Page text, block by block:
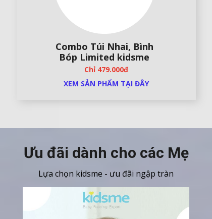
Combo Túi Nhai, Bình
Bóp Limited kidsme
Chỉ 479.000đ
XEM SẢN PHẨM TẠI ĐÂY
Lựa chọn kidsme - ưu đãi ngập tràn
Ưu đãi dành cho các Mẹ